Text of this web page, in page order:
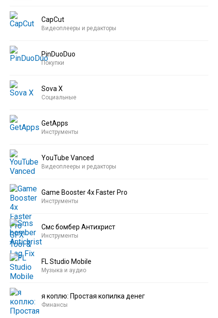
CapCut
Видеоплееры и редакторы
PinDuoDuo
Покупки
Sova X
Социальные
GetApps
Инструменты
YouTube Vanced
Видеоплееры и редакторы
Game Booster 4x Faster Pro
Инструменты
Смс бомбер Антихрист
Инструменты
FL Studio Mobile
Музыка и аудио
я коплю: Простая копилка денег
Финансы